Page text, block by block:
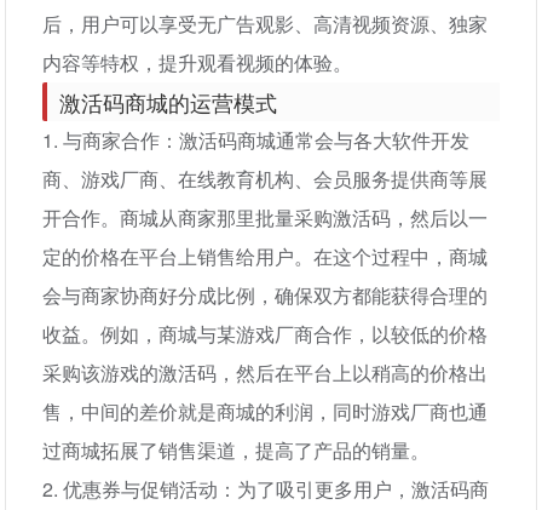
后，用户可以享受无广告观影、高清视频资源、独家
内容等特权，提升观看视频的体验。
激活码商城的运营模式
1. 与商家合作：激活码商城通常会与各大软件开发
商、游戏厂商、在线教育机构、会员服务提供商等展
开合作。商城从商家那里批量采购激活码，然后以一
定的价格在平台上销售给用户。在这个过程中，商城
会与商家协商好分成比例，确保双方都能获得合理的
收益。例如，商城与某游戏厂商合作，以较低的价格
采购该游戏的激活码，然后在平台上以稍高的价格出
售，中间的差价就是商城的利润，同时游戏厂商也通
过商城拓展了销售渠道，提高了产品的销量。
2. 优惠券与促销活动：为了吸引更多用户，激活码商